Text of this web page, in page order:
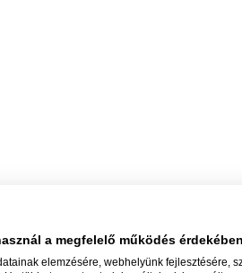
a megfelelő működés érdekében
elemzésére, webhelyünk fejlesztésére,